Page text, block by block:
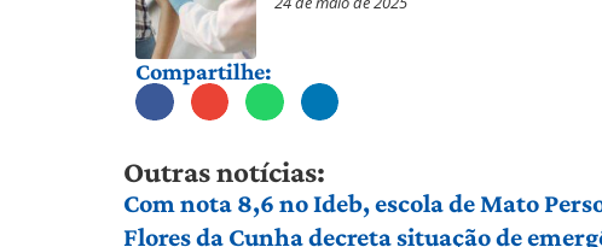
Compartilhe:
Outras notícias:
Com nota 8,6 no Ideb, escola de Mato
Flores da Cunha decreta situação de